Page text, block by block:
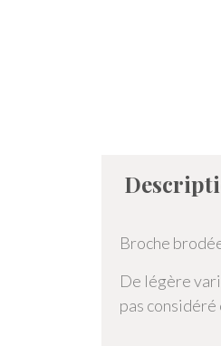
Broche
De légère
pas considéré